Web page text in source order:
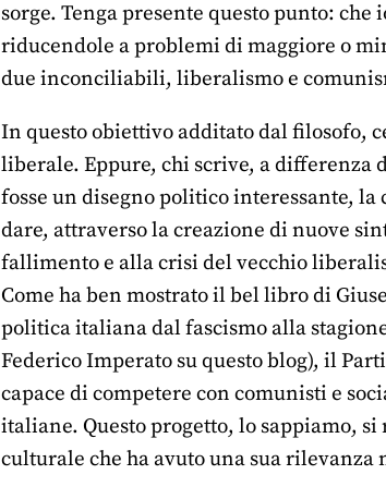
sorge. Tenga presente questo punto:
riducendole a problemi di maggiore o
due inconciliabili, liberalismo e
In questo obiettivo additato dal filosofo,
liberale. Eppure, chi scrive, a differenza
fosse un disegno politico interessante,
dare, attraverso la creazione di nuove
fallimento e alla crisi del vecchio
Come ha ben mostrato il bel libro di
politica italiana dal fascismo alla
Federico Imperato su questo blog), il
capace di competere con comunisti e
italiane. Questo progetto, lo sappiamo,
culturale che ha avuto una sua